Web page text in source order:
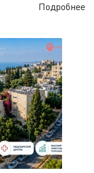
Подробнее